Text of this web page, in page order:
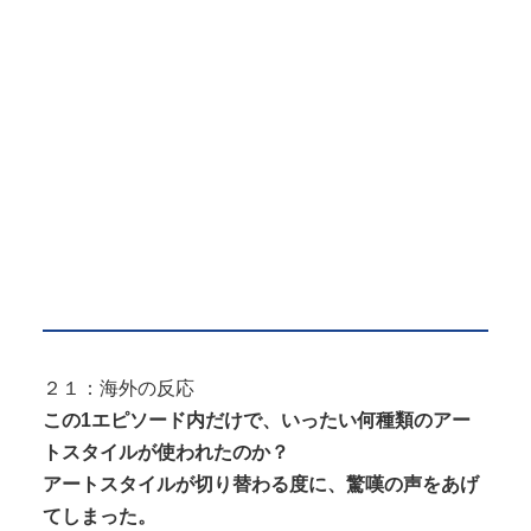
２１：海外の反応
この1エピソード内だけで、いったい何種類のアー
トスタイルが使われたのか？
アートスタイルが切り替わる度に、驚嘆の声をあげ
てしまった。